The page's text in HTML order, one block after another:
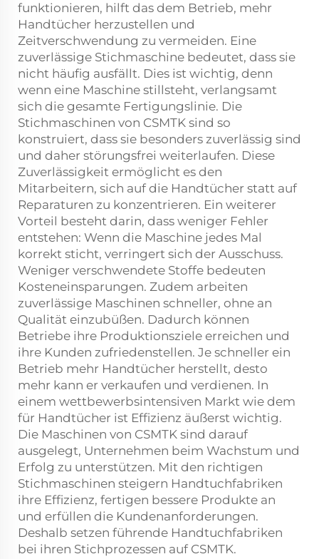
funktionieren, hilft das dem Betrieb, mehr
Handtücher herzustellen und
Zeitverschwendung zu vermeiden. Eine
zuverlässige Stichmaschine bedeutet, dass sie
nicht häufig ausfällt. Dies ist wichtig, denn
wenn eine Maschine stillsteht, verlangsamt
sich die gesamte Fertigungslinie. Die
Stichmaschinen von CSMTK sind so
konstruiert, dass sie besonders zuverlässig sind
und daher störungsfrei weiterlaufen. Diese
Zuverlässigkeit ermöglicht es den
Mitarbeitern, sich auf die Handtücher statt auf
Reparaturen zu konzentrieren. Ein weiterer
Vorteil besteht darin, dass weniger Fehler
entstehen: Wenn die Maschine jedes Mal
korrekt sticht, verringert sich der Ausschuss.
Weniger verschwendete Stoffe bedeuten
Kosteneinsparungen. Zudem arbeiten
zuverlässige Maschinen schneller, ohne an
Qualität einzubüßen. Dadurch können
Betriebe ihre Produktionsziele erreichen und
ihre Kunden zufriedenstellen. Je schneller ein
Betrieb mehr Handtücher herstellt, desto
mehr kann er verkaufen und verdienen. In
einem wettbewerbsintensiven Markt wie dem
für Handtücher ist Effizienz äußerst wichtig.
Die Maschinen von CSMTK sind darauf
ausgelegt, Unternehmen beim Wachstum und
Erfolg zu unterstützen. Mit den richtigen
Stichmaschinen steigern Handtuchfabriken
ihre Effizienz, fertigen bessere Produkte an
und erfüllen die Kundenanforderungen.
Deshalb setzen führende Handtuchfabriken
bei ihren Stichprozessen auf CSMTK.